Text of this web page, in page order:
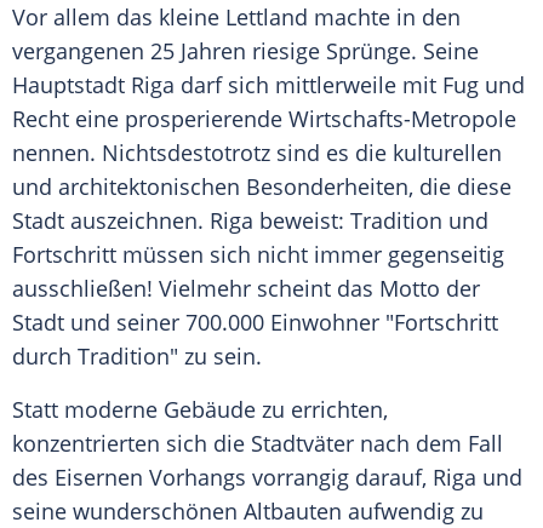
Vor allem das kleine Lettland machte in den
vergangenen 25 Jahren riesige Sprünge. Seine
Hauptstadt Riga darf sich mittlerweile mit Fug und
Recht eine prosperierende Wirtschafts-Metropole
nennen. Nichtsdestotrotz sind es die kulturellen
und architektonischen Besonderheiten, die diese
Stadt auszeichnen. Riga beweist: Tradition und
Fortschritt müssen sich nicht immer gegenseitig
ausschließen! Vielmehr scheint das Motto der
Stadt und seiner 700.000 Einwohner "Fortschritt
durch Tradition" zu sein.
Statt moderne Gebäude zu errichten,
konzentrierten sich die Stadtväter nach dem Fall
des Eisernen Vorhangs vorrangig darauf, Riga und
seine wunderschönen Altbauten aufwendig zu